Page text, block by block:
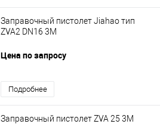
Заправочный пистолет Jiahao тип
ZVA2 DN16 3M
Цена по запросу
Подробнее
Заправочный пистолет ZVA 25 3M